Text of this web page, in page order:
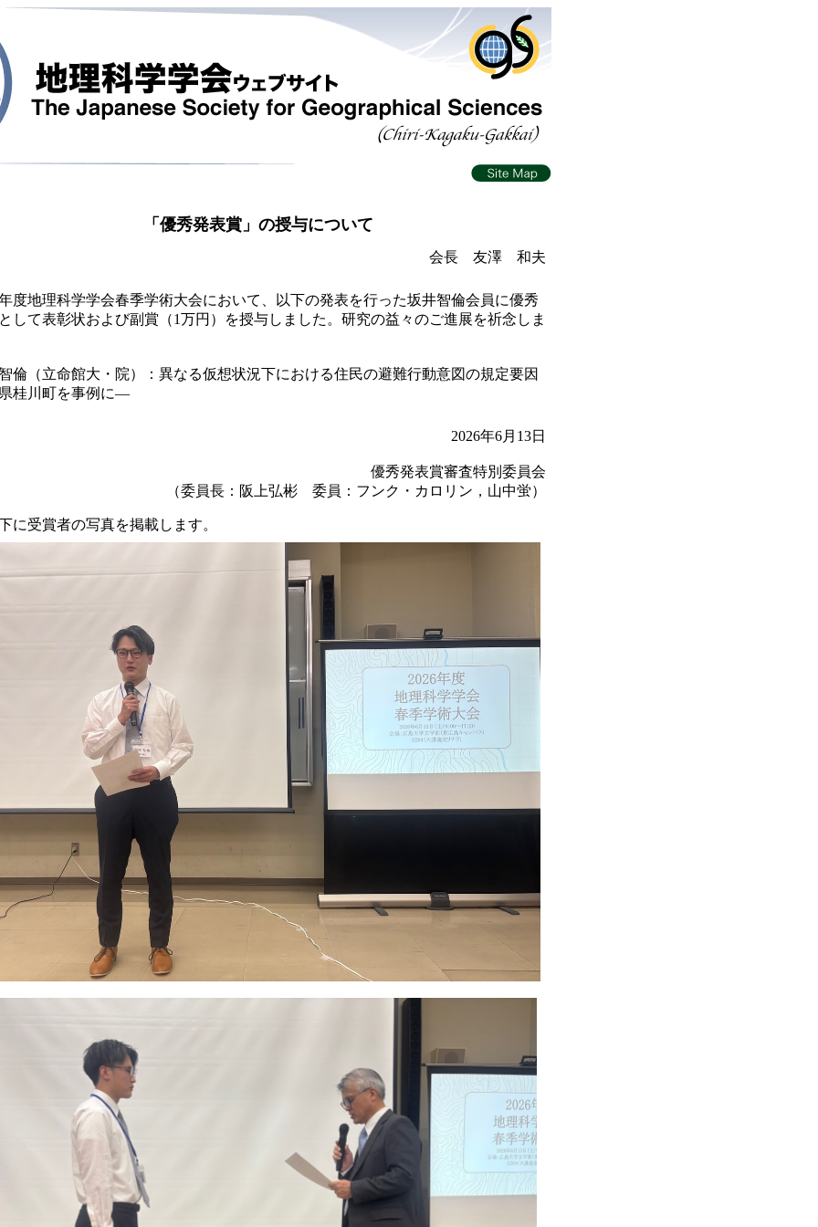
「優秀発表賞」の授与について
会長 友澤 和夫
地理科学学会春季学術大会において、以下の発表を行った坂井智倫会員に優秀
して表彰状および副賞（1万円）を授与しました。研究の益々のご進展を祈念しま
倫（立命館大・院）：異なる仮想状況下における住民の避難行動意図の規定要因
桂川町を事例に―
2026年6月13日
優秀発表賞審査特別委員会
（委員長：阪上弘彬 委員：フンク・カロリン，山中蛍）
受賞者の写真を掲載します。